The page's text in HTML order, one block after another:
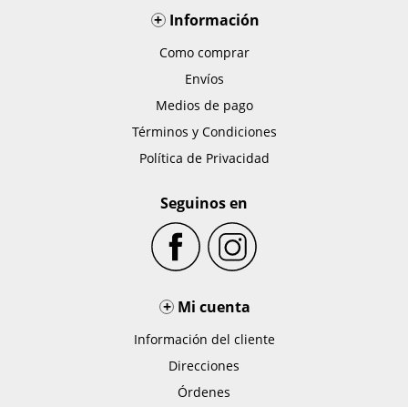
+Información
Como comprar
Envíos
Medios de pago
Términos y Condiciones
Política de Privacidad
Seguinos en
+ Mi cuenta
Información del cliente
Direcciones
Órdenes